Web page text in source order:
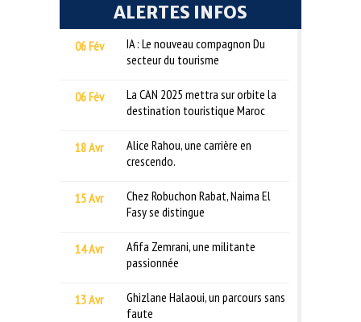
ALERTES INFOS
06 Fév
IA : Le nouveau compagnon Du
secteur du tourisme
06 Fév
La CAN 2025 mettra sur orbite la
destination touristique Maroc
18 Avr
Alice Rahou, une carrière en
crescendo.
15 Avr
Chez Robuchon Rabat, Naima El
Fasy se distingue
14 Avr
Afifa Zemrani, une militante
passionnée
13 Avr
Ghizlane Halaoui, un parcours sans
faute